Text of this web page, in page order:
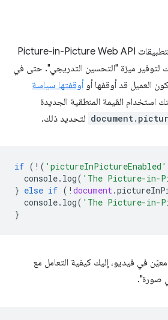
قد لا تكون واجهة برمجة التطبيقات Picture-in-Picture Web API
لتوفير ميزة "التحسين التدريجي". حتى في
العميل قد أوقفها أوأوقفتها سياسة
استخدام القيمة المنطقية الجديدة
لتحديد ذلك.
if ( ! ( 'pictureInPictureEnabled'
console. log( 'The Picture-in-
} else if ( ! document.
console. log( 'The Picture-in-
}
في فيديو، إليك كيفية التعامل مع
صورة".